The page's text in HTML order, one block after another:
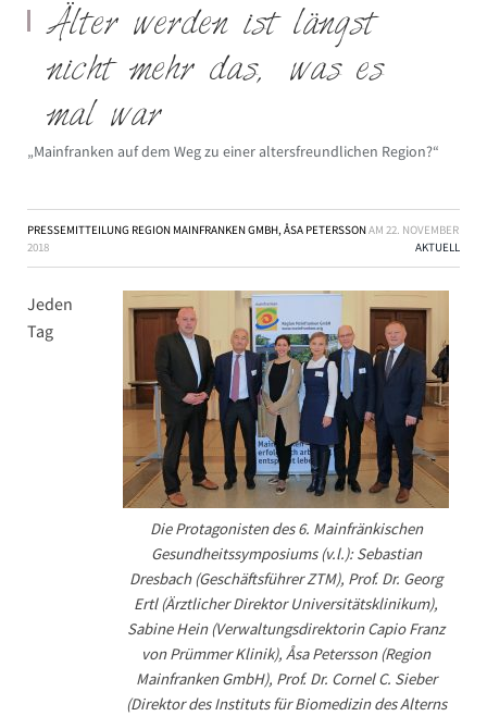
Älter werden ist längst
nicht mehr das, was es
mal war
„Mainfranken auf dem Weg zu einer altersfreundlichen Region?“
PRESSEMITTEILUNG REGION MAINFRANKEN GMBH, ÅSA PETERSSONAM 22. NOVEMBER
2018
AKTUELL
Die Protagonisten des 6. Mainfränkischen
Gesundheitssymposiums (v.l.): Sebastian
Dresbach (Geschäftsführer ZTM), Prof. Dr. Georg
Ertl (Ärztlicher Direktor Universitätsklinikum),
Sabine Hein (Verwaltungsdirektorin Capio Franz
von Prümmer Klinik), Åsa Petersson (Region
Mainfranken GmbH), Prof. Dr. Cornel C. Sieber
(Direktor des Instituts für Biomedizin des Alterns
Jeden
Tag